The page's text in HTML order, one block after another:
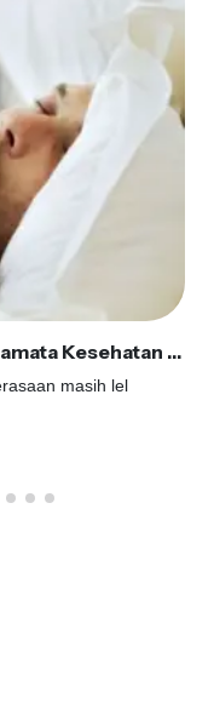
Mengenal Sleep Apnea dari Kacamata Kesehatan Gigi
masih lel